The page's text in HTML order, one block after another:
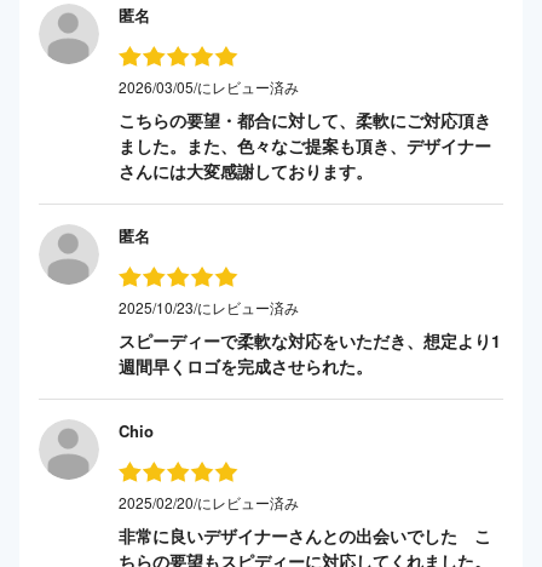
匿名
2026/03/05/にレビュー済み
こちらの要望・都合に対して、柔軟にご対応頂き
ました。また、色々なご提案も頂き、デザイナー
さんには大変感謝しております。
匿名
2025/10/23/にレビュー済み
スピーディーで柔軟な対応をいただき、想定より1
週間早くロゴを完成させられた。
Chio
2025/02/20/にレビュー済み
非常に良いデザイナーさんとの出会いでした こ
ちらの要望もスピディーに対応してくれました。